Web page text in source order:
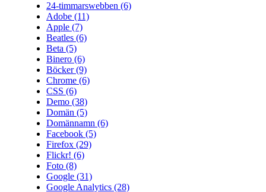
24-timmarswebben (6)
Adobe (11)
Apple (7)
Beatles (6)
Beta (5)
Binero (6)
Böcker(9)
Chrome (6)
CSS (6)
Demo (38)
Domän (5)
Domännamn (6)
Facebook (5)
Firefox (29)
Flickr! (6)
Foto (8)
Google (31)
Google Analytics (28)